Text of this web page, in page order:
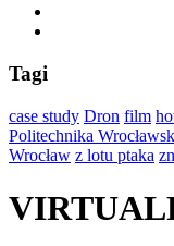
Tagi
case study Dron film
Politechnika
Wrocław z lotu ptaka